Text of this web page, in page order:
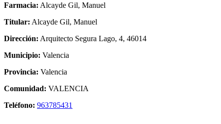
Farmacia: Alcayde Gil, Manuel
Titular: Alcayde Gil, Manuel
Dirección: Arquitecto Segura Lago, 4, 46014
Municipio: Valencia
Provincia: Valencia
Comunidad: VALENCIA
Teléfono: 963785431